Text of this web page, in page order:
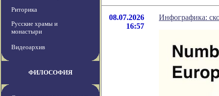
Риторика
Русские храмы и
монастыри
Видеоархив
ФИЛОСОФИЯ
08.07.2026
16:57
Инфографика: